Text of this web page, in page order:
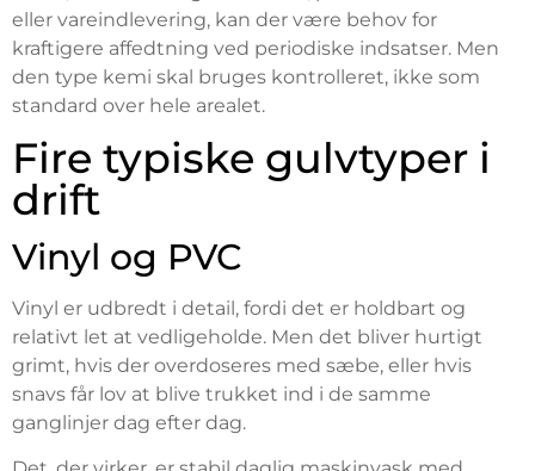
eller vareindlevering, kan der være behov for
kraftigere affedtning ved periodiske indsatser. Men
den type kemi skal bruges kontrolleret, ikke som
standard over hele arealet.
Fire typiske gulvtyper i
drift
Vinyl og PVC
Vinyl er udbredt i detail, fordi det er holdbart og
relativt let at vedligeholde. Men det bliver hurtigt
grimt, hvis der overdoseres med sæbe, eller hvis
snavs får lov at blive trukket ind i de samme
ganglinjer dag efter dag.